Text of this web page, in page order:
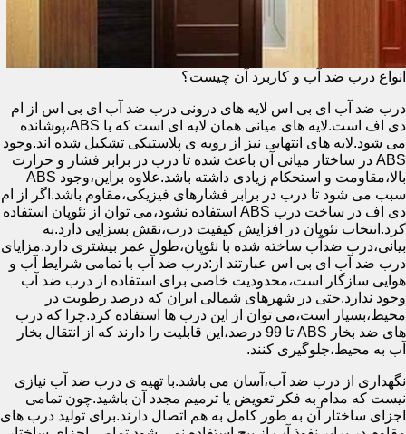
انواع درب ضد آب و کاربرد آن چیست؟
درب ضد آب ای بی اس لایه های درونی درب ضد آب ای بی اس از ام
دی اف است.لایه های میانی همان لایه ای است که با ABS،پوشانده
می شود.لایه های انتهایی نیز از رویه ی پلاستیکی تشکیل شده اند.وجود
ABS در ساختار میانی آن باعث شده تا درب در برابر فشار و حرارت
بالا،مقاومت و استحکام زیادی داشته باشد.علاوه براین،وجود ABS
سبب می شود تا درب در برابر فشارهای فیزیکی،مقاوم باشد.اگر از ام
دی اف در ساخت درب ABS استفاده نشود،می توان از نئوپان استفاده
کرد.انتخاب نئوپان در افزایش کیفیت درب،نقش بسزایی دارد.به
بیانی،درب ضدآب ساخته شده با نئوپان،طول عمر بیشتری دارد.مزایای
درب ضد آب ای بی اس عبارتند از:درب ضد آب با تمامی شرایط آب و
هوایی سازگار است،محدودیت خاصی برای استفاده از درب ضد آب
وجود ندارد.حتی در شهرهای شمالی ایران که درصد رطوبت در
محیط،بسیار است،می توان از این درب ها استفاده کرد.چرا که درب
های ضد بخار ABS تا 99 درصد،این قابلیت را دارند که از انتقال بخار
آب به محیط،جلوگیری کنند.
نگهداری از درب ضد آب،آسان می باشد.با تهیه ی درب ضد آب نیازی
نیست که مدام به فکر تعویض یا ترمیم مجدد آن باشید.چون تمامی
اجزای ساختار آن به طور کامل به هم اتصال دارند.برای تولید درب های